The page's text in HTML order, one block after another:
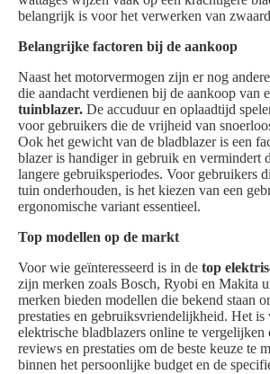
belangrijk is voor het verwerken van
Belangrijke factoren bij de aankoop
Naast het motorvermogen zijn er nog
die aandacht verdienen bij de aankoop van
tuinblazer. De accuduur en oplaadtijd
voor gebruikers die de vrijheid van
Ook het gewicht van de bladblazer is een
blazer is handiger in gebruik en vermindert
langere gebruiksperiodes. Voor gebruikers
tuin onderhouden, is het kiezen van een
ergonomische variant essentieel.
Top modellen op de markt
Voor wie geïnteresseerd is in de top
zijn merken zoals Bosch, Ryobi en Makita
merken bieden modellen die bekend staan
prestaties en gebruiksvriendelijkheid. Het is
elektrische bladblazers online te vergelijken
reviews en prestaties om de beste keuze te
binnen het persoonlijke budget en de